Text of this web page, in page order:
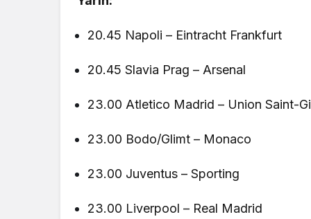
20.45 Napoli – Eintracht Frankfurt
20.45 Slavia Prag – Arsenal
23.00 Atletico Madrid – Union Saint-
23.00 Bodo/Glimt – Monaco
23.00 Juventus – Sporting
23.00 Liverpool – Real Madrid